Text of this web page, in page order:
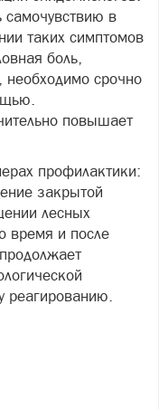
самочувствию в
таких симптомов
боль,
срочно
повышает
профилактики:
закрытой
лесных
время и после
реагированию.